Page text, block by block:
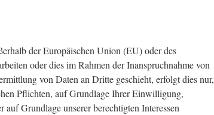
der Europäischen Union (EU) oder des
oder dies im Rahmen der Inanspruchnahme von
von Daten an Dritte geschieht, erfolgt dies nur,
Pflichten, auf Grundlage Ihrer Einwilligung,
Grundlage unserer berechtigten Interessen